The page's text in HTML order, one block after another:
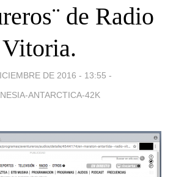
de Radio
Vitoria.
DE 2016 - 13:55 -
ANTARCTICA-42K